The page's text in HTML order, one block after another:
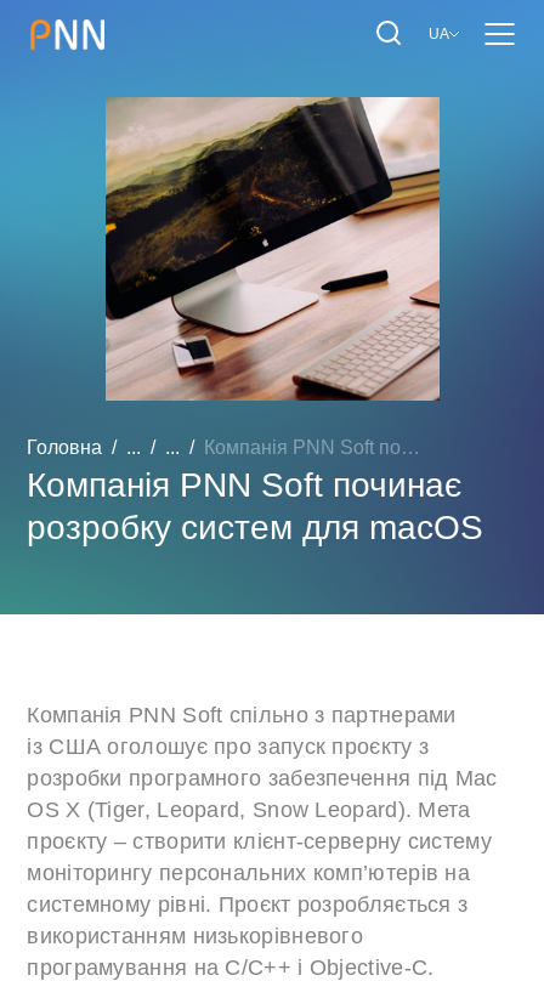
UA
Головна ... ... Компанія PNN Soft починає...
Компанія PNN Soft починає
розробку систем для macOS
Компанія PNN Soft спільно з партнерами
із США оголошує про запуск проєкту з
розробки програмного забезпечення під Mac
OS X (Tiger, Leopard, Snow Leopard). Мета
проєкту – створити клієнт-серверну систему
моніторингу персональних комп’ютерів на
системному рівні. Проєкт розробляється з
використанням низькорівневого
програмування на C/C++ і Objective-C.